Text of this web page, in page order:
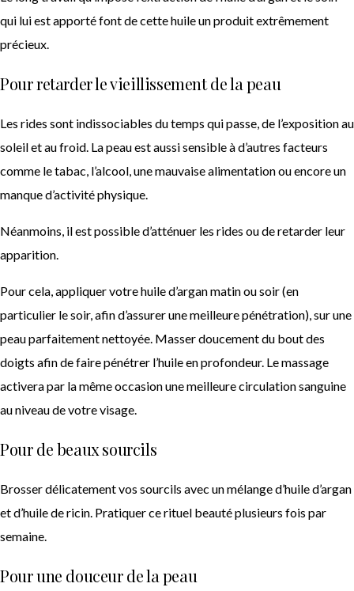
qui lui est apporté font de cette huile un produit extrêmement
précieux.
Pour retarder le vieillissement de la peau
Les rides sont indissociables du temps qui passe, de l’exposition au
soleil et au froid. La peau est aussi sensible à d’autres facteurs
comme le tabac, l’alcool, une mauvaise alimentation ou encore un
manque d’activité physique.
Néanmoins, il est possible d’atténuer les rides ou de retarder leur
apparition.
Pour cela, appliquer votre huile d’argan matin ou soir (en
particulier le soir, afin d’assurer une meilleure pénétration), sur une
peau parfaitement nettoyée. Masser doucement du bout des
doigts afin de faire pénétrer l’huile en profondeur. Le massage
activera par la même occasion une meilleure circulation sanguine
au niveau de votre visage.
Pour de beaux sourcils
Brosser délicatement vos sourcils avec un mélange d’huile d’argan
et d’huile de ricin. Pratiquer ce rituel beauté plusieurs fois par
semaine.
Pour une douceur de la peau